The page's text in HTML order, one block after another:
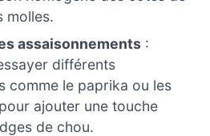
molles.
assaisonnements :
différents
comme le paprika ou les
ajouter une touche
de chou.